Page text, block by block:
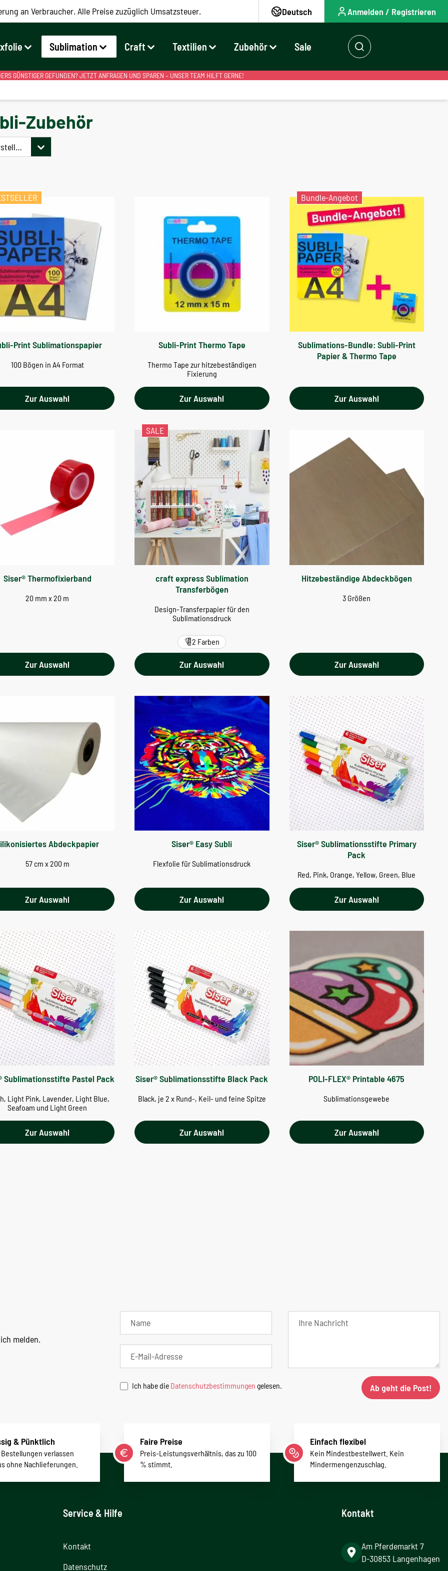
an Verbraucher. Alle Preise zuzüglich Umsatzsteuer. Deutsch Anmelden / Registrieren
Sublimation Craft Textilien Zubehör Sale
GÜNSTIGER GEFUNDEN? JETZT ANFRAGEN UND SPAREN – UNSER TEAM HILFT GERNE!
Zubehör
Print Sublimationspapier
100 Bögen in A4 Format
Zur Auswahl
Subli-Print Thermo Tape
Thermo Tape zur hitzebeständigen
Fixierung
Zur Auswahl
Bundle-Angebot
Sublimations-Bundle: Subli-Print
Papier & Thermo Tape
Zur Auswahl
Siser® Thermofixierband
20 mm x 20 m
Zur Auswahl
SALE
craft express Sublimation
Transferbögen
Design-Transferpapier für den
Sublimationsdruck
2 Farben
Zur Auswahl
Hitzebeständige Abdeckbögen
3 Größen
Zur Auswahl
Abdeckpapier
57 cm x 200 m
Zur Auswahl
Siser® Easy Subli
Flexfolie für Sublimationsdruck
Zur Auswahl
Siser® Sublimationsstifte Primary
Pack
Red, Pink, Orange, Yellow, Green, Blue
Zur Auswahl
Sublimationsstifte Pastel Pack
Light Pink, Lavender, Light Blue,
Seafoam und Light Green
Zur Auswahl
Siser® Sublimationsstifte Black Pack
Black, je 2 x Rund-, Keil- und feine Spitze
Zur Auswahl
POLI-FLEX® Printable 4675
Sublimationsgewebe
Zur Auswahl
melden.
Ich habe die Datenschutzbestimmungen gelesen. Ab geht die Post!
& Pünktlich
Bestellungen verlassen
ohne Nachlieferungen.
Faire Preise
Preis-Leistungsverhältnis, das zu 100
% stimmt.
Einfach flexibel
Kein Mindestbestellwert. Kein
Mindermengenzuschlag.
Service & Hilfe
Kontakt
Datenschutz
Kontakt
Am Pferdemarkt 7
D-30853 Langenhagen